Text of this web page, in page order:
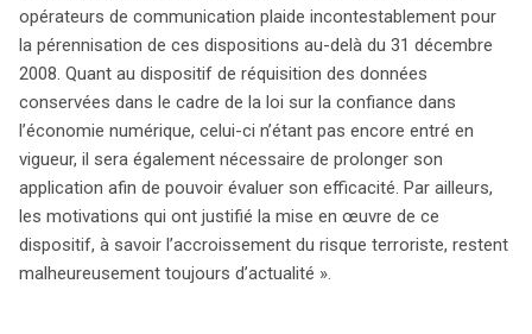
opérateurs de communication plaide incontestablement pour
la pérennisation de ces dispositions au-delà du 31 décembre
2008. Quant au dispositif de réquisition des données
conservées dans le cadre de la loi sur la confiance dans
l’économie numérique, celui-ci n’étant pas encore entré en
vigueur, il sera également nécessaire de prolonger son
application afin de pouvoir évaluer son efficacité. Par ailleurs,
les motivations qui ont justifié la mise en œuvre de ce
dispositif, à savoir l’accroissement du risque terroriste, restent
malheureusement toujours d’actualité ».
search